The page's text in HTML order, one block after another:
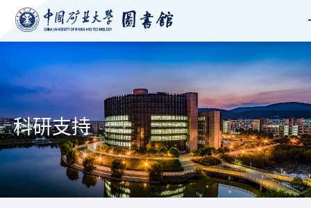
科研支持